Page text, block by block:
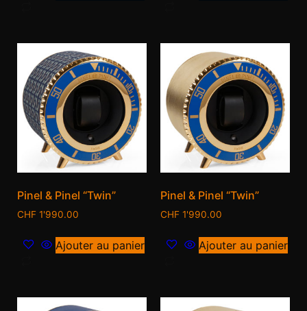
Pinel & Pinel “Twin”
CHF 1'990.00
Ajouter au panier
Pinel & Pinel “Twin”
CHF 1'990.00
Ajouter au panier